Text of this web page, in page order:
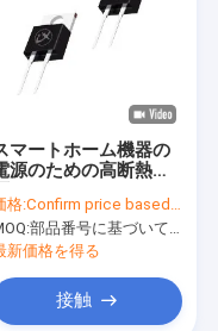
マートホーム機器の
源のための高断熱電
格:Confirm price based on part number
部品番号に基づいて数値を確認
新価格を得る
接触